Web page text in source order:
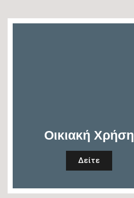
Οικιακή Χρήση
Δείτε